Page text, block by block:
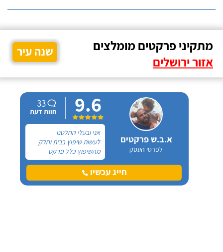
מתקיני פרקטים מומלצים
אזור ירושלים
שנה עיר
א.ב.ש פרקטים
לפרטי העסק
9.6
33
חוות דעת
אני ובעלי החלטנו
לעשות שיפוץ בבית וחלק
מהשיפוץ כלל פרקט
למינציה שיותקן מעל
הריצוף (הישן) הקיים. קנינו
את הפרקט מחנות חיצונית
חייג עכשיו